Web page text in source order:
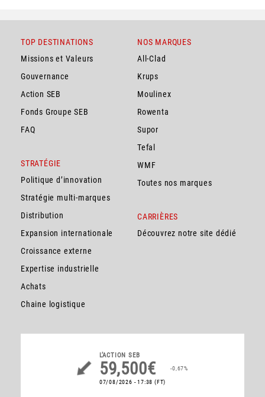
TOP DESTINATIONS
Missions et Valeurs
Gouvernance
Action SEB
Fonds Groupe SEB
FAQ
STRATÉGIE
Politique d’innovation
Stratégie multi-marques
Distribution
Expansion internationale
Croissance externe
Expertise industrielle
Achats
Chaine logistique
NOS MARQUES
All-Clad
Krups
Moulinex
Rowenta
Supor
Tefal
WMF
Toutes nos marques
CARRIÈRES
Découvrez notre site dédié
L’ACTION SEB
59,500€
07/08/2026 - 17:38 (FT)
-0,67%